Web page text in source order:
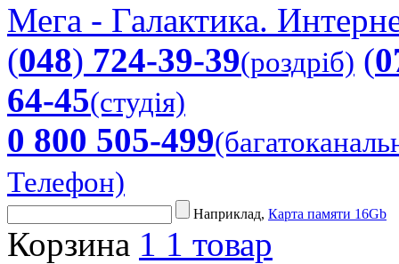
Мега - Галактика.
(048) 724-39-39(роздріб) (
64-45(студія)
0 800 505-499
Телефон)
Наприклад, Карта памяти 16Gb
Корзина 1 1 товар